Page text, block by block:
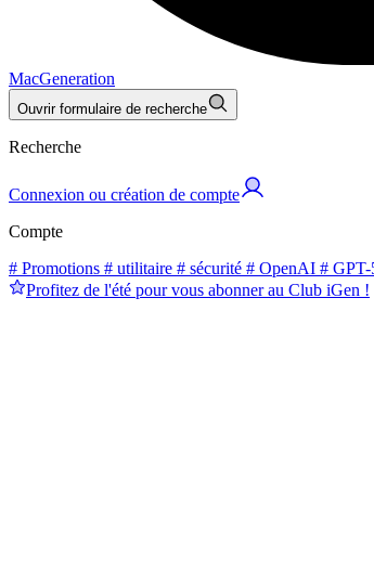
MacGeneration
Ouvrir formulaire de recherche
Recherche
Connexion ou création de compte
Compte
# Promotions # utilitaire # sécurité # OpenAI # GPT-
Profitez de l'été pour vous abonner au Club iGen !